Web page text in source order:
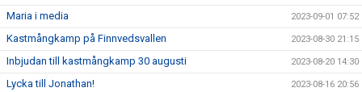
Maria i media 2023-09-01 07:52
Kastmångkamp på Finnvedsvallen 2023-08-30 21:15
Inbjudan till kastmångkamp 30 augusti 2023-08-20 14:30
Lycka till Jonathan! 2023-08-16 20:56